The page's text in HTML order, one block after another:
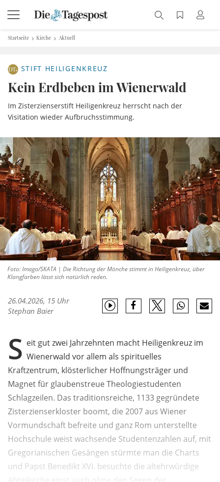
Startseite Kirche Aktuell
STIFT HEILIGENKREUZ
Kein Erdbeben im Wienerwald
Im Zisterzienserstift Heiligenkreuz herrscht nach der
Visitation wieder Aufbruchsstimmung.
Foto: Imago/SKATA | Die Richtung der Mönche stimmt in Heiligenkreuz, über
Klangfarben lässt sich natürlich reden.
26.04.2026, 15 Uhr
Stephan Baier
S eit gut zwei Jahrzehnten macht Heiligenkreuz im
Wienerwald vor allem als spirituelles
Kraftzentrum, klösterlicher Hoffnungsträger und
Magnet für glaubenstreue Theologiestudenten
Schlagzeilen. Das traditionsreiche, 1133 gegründete
Zisterzienserkloster boomt, die 2007 aus Wiener
Vormundschaft befreite und ganz Rom unterstellte
Hochschule weist wachsende Studentenzahlen auf, mit
Gregorianischen Gesängen stürmte man die Charts
und Papst Benedikt XVI. besuchte die altehrwürdige